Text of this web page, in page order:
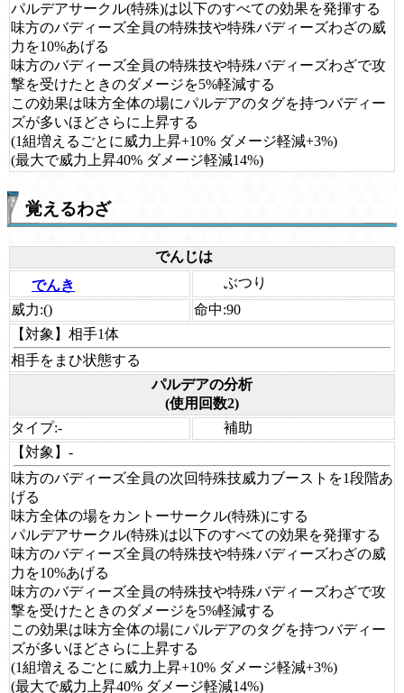
パルデアサークル(特殊)は以下のすべての効果を発揮する
味方のバディーズ全員の特殊技や特殊バディーズわざの威
力を10%あげる
味方のバディーズ全員の特殊技や特殊バディーズわざで攻
撃を受けたときのダメージを5%軽減する
この効果は味方全体の場にパルデアのタグを持つバディー
ズが多いほどさらに上昇する
(1組増えるごとに威力上昇+10% ダメージ軽減+3%)
(最大で威力上昇40% ダメージ軽減14%)
覚えるわざ
でんじは
でんき
ぶつり
威力:() 命中:90
【対象】 相手1体
相手をまひ状態する
パルデアの分析
(使用回数2)
タイプ:-
補助
【対象】 -
味方のバディーズ全員の次回特殊技威力ブーストを1段階あ
げる
味方全体の場をカントーサークル(特殊)にする
パルデアサークル(特殊)は以下のすべての効果を発揮する
味方のバディーズ全員の特殊技や特殊バディーズわざの威
力を10%あげる
味方のバディーズ全員の特殊技や特殊バディーズわざで攻
撃を受けたときのダメージを5%軽減する
この効果は味方全体の場にパルデアのタグを持つバディー
ズが多いほどさらに上昇する
(1組増えるごとに威力上昇+10% ダメージ軽減+3%)
(最大で威力上昇40% ダメージ軽減14%)